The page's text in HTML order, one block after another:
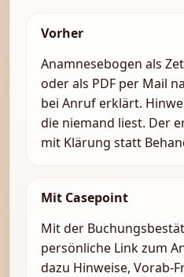
Vorher
Anamnesebogen als
oder als PDF per Mail
bei Anruf erklärt.
die niemand liest. Der
mit Klärung statt
Mit Casepoint
Mit der
persönliche Link zum
dazu Hinweise, Vorab-